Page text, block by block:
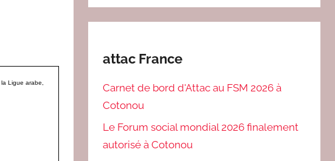
la Ligue arabe,
attac France
Carnet de bord d'Attac au FSM 2026 à
Cotonou
Le Forum social mondial 2026 finalement
autorisé à Cotonou